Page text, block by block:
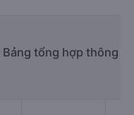
Bảng tổng hợp thông